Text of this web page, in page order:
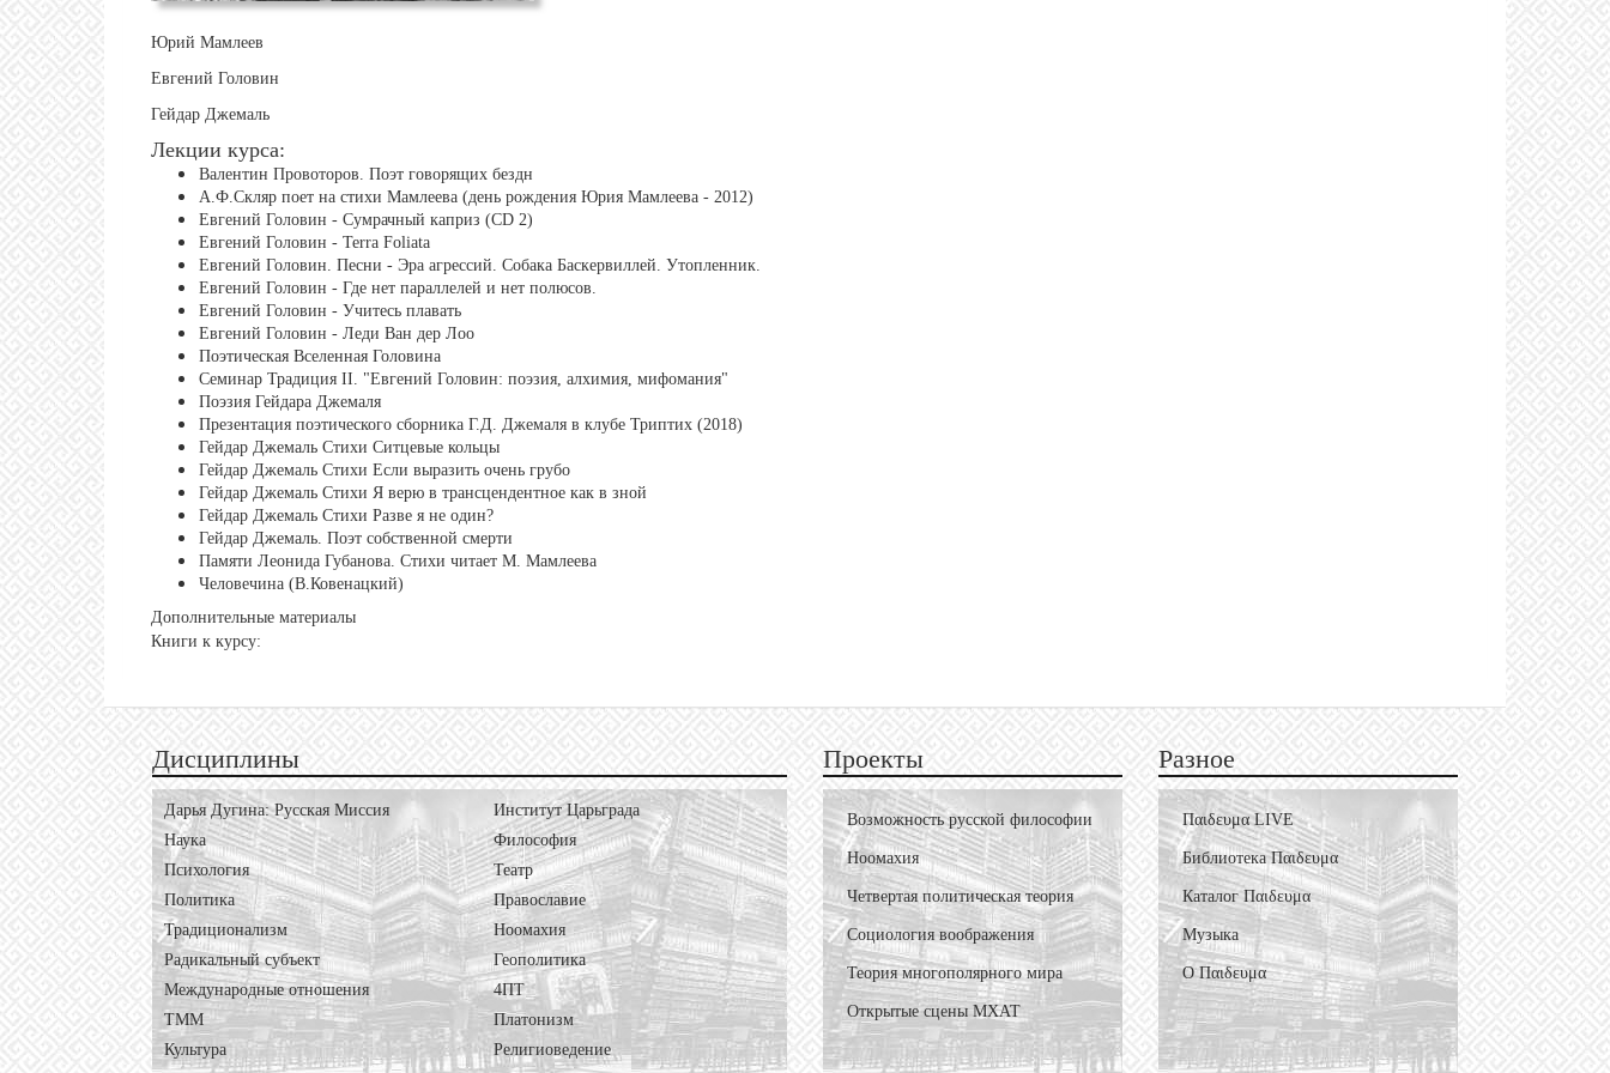
Юрий Мамлеев
Евгений Головин
Гейдар Джемаль
Лекции курса:
Валентин Провоторов. Поэт говорящих бездн
А.Ф.Скляр поет на стихи Мамлеева (день рождения Юрия Мамлеева - 2012)
Евгений Головин - Сумрачный каприз (CD 2)
Евгений Головин - Terra Foliata
Евгений Головин. Песни - Эра агрессий. Собака Баскервиллей. Утопленник.
Евгений Головин - Где нет параллелей и нет полюсов.
Евгений Головин - Учитесь плавать
Евгений Головин - Леди Ван дер Лоо
Поэтическая Вселенная Головина
Семинар Традиция II. "Евгений Головин: поэзия, алхимия, мифомания"
Поэзия Гейдара Джемаля
Презентация поэтического сборника Г.Д. Джемаля в клубе Триптих (2018)
Гейдар Джемаль Стихи Ситцевые кольцы
Гейдар Джемаль Стихи Если выразить очень грубо
Гейдар Джемаль Стихи Я верю в трансцендентное как в зной
Гейдар Джемаль Стихи Разве я не один?
Гейдар Джемаль. Поэт собственной смерти
Памяти Леонида Губанова. Стихи читает М. Мамлеева
Человечина (В.Ковенацкий)
Дополнительные материалы
Книги к курсу:
Дисциплины
Дарья Дугина: Русская Миссия
Институт Царьграда
Наука
Философия
Психология
Театр
Политика
Православие
Традиционализм
Ноомахия
Радикальный субъект
Геополитика
Международные отношения
4ПТ
ТММ
Платонизм
Культура
Религиоведение
Проекты
Возможность русской философии
Ноомахия
Четвертая политическая теория
Социология воображения
Теория многополярного мира
Открытые сцены МХАТ
Разное
Пαιδευμα LIVE
Библиотека Пαιδευμα
Каталог Пαιδευμα
Музыка
О Пαιδευμα